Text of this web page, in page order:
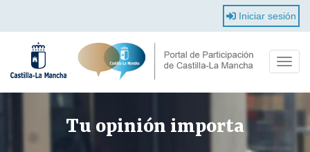
contenido
principal
Toggle
Iniciar sesión
Tu opinión importa